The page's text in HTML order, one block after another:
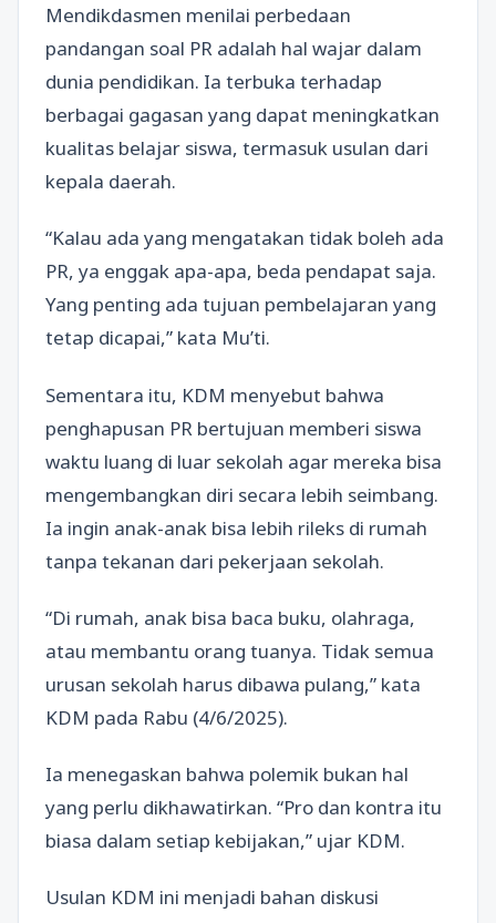
Mendikdasmen menilai perbedaan
pandangan soal PR adalah hal wajar dalam
dunia pendidikan. Ia terbuka terhadap
berbagai gagasan yang dapat meningkatkan
kualitas belajar siswa, termasuk usulan dari
kepala daerah.
“Kalau ada yang mengatakan tidak boleh ada
PR, ya enggak apa-apa, beda pendapat saja.
Yang penting ada tujuan pembelajaran yang
tetap dicapai,” kata Mu’ti.
Sementara itu, KDM menyebut bahwa
penghapusan PR bertujuan memberi siswa
waktu luang di luar sekolah agar mereka bisa
mengembangkan diri secara lebih seimbang.
Ia ingin anak-anak bisa lebih rileks di rumah
tanpa tekanan dari pekerjaan sekolah.
“Di rumah, anak bisa baca buku, olahraga,
atau membantu orang tuanya. Tidak semua
urusan sekolah harus dibawa pulang,” kata
KDM pada Rabu (4/6/2025).
Ia menegaskan bahwa polemik bukan hal
yang perlu dikhawatirkan. “Pro dan kontra itu
biasa dalam setiap kebijakan,” ujar KDM.
Usulan KDM ini menjadi bahan diskusi